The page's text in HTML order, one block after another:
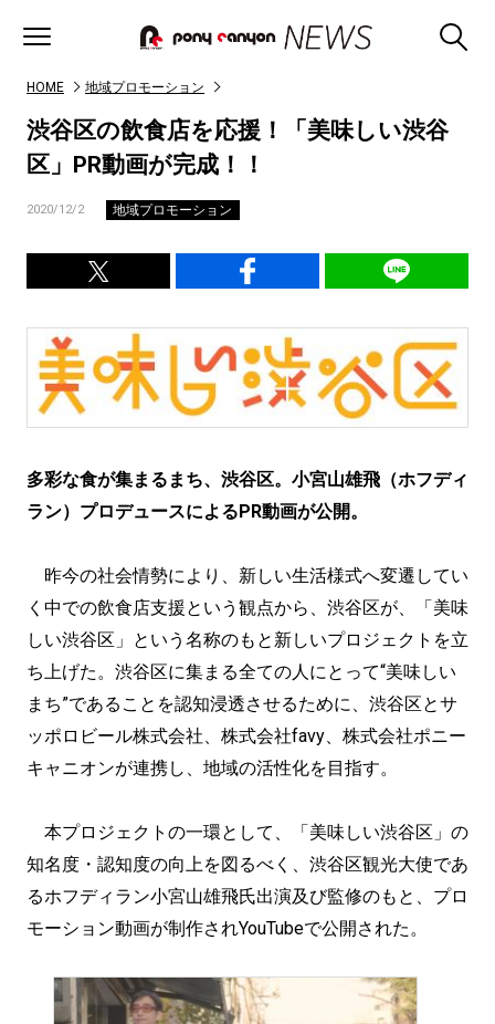
HOME 地域プロモーション
渋谷区の飲食店を応援！「美味しい渋谷
区」PR動画が完成！！
2020/12/2 地域プロモーション
多彩な食が集まるまち、渋谷区。小宮山雄飛（ホフディ
ラン）プロデュースによるPR動画が公開。
昨今の社会情勢により、新しい生活様式へ変遷してい
く中での飲食店支援という観点から、渋谷区が、「美味
しい渋谷区」という名称のもと新しいプロジェクトを立
ち上げた。渋谷区に集まる全ての人にとって“美味しい
まち”であることを認知浸透させるために、渋谷区とサ
ッポロビール株式会社、株式会社favy、株式会社ポニー
キャニオンが連携し、地域の活性化を目指す。
本プロジェクトの一環として、「美味しい渋谷区」の
知名度・認知度の向上を図るべく、渋谷区観光大使であ
るホフディラン小宮山雄飛氏出演及び監修のもと、プロ
モーション動画が制作されYouTubeで公開された。